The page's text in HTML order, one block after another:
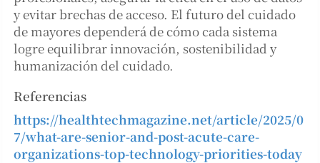
y evitar brechas de acceso. El futuro del cuidado
de mayores dependerá de cómo cada sistema
logre equilibrar innovación, sostenibilidad y
humanización del cuidado.
Referencias
https://healthtechmagazine.net/article/2025/0
7/what-are-senior-and-post-acute-care-
organizations-top-technology-priorities-today